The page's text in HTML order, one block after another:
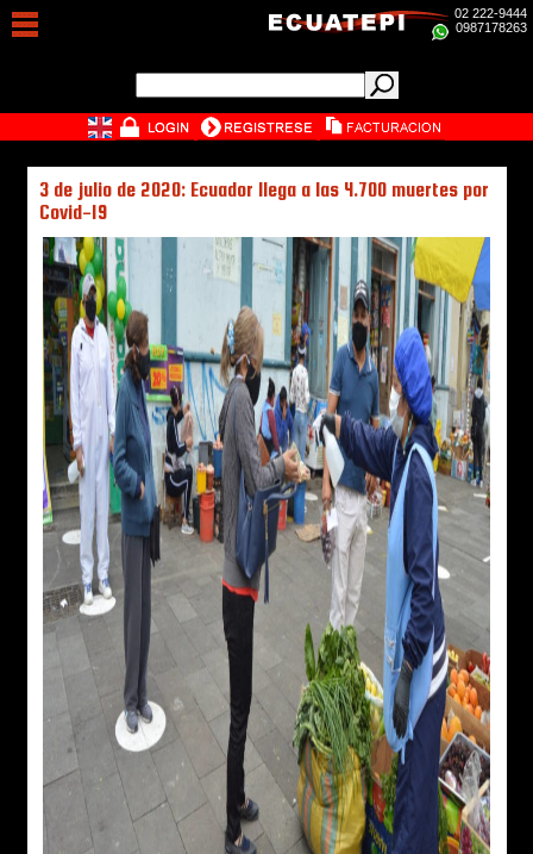
02 222-9444
0987178263
3 de julio de 2020: Ecuador llega a las 4.700 muertes por
Covid-19